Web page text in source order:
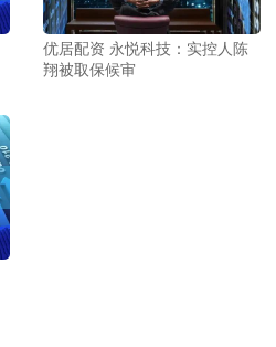
优居配资 永悦科技：实控人陈
翔被取保候审